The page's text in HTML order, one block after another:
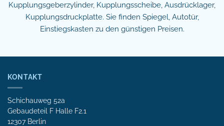
Kupplungsgeberzylinder, Kupplungsscheibe, Ausdrücklager,
Kupplungsdruckplatte. Sie finden Spiegel, Autotür,
Einstiegskasten zu den günstigen Preisen.
KONTAKT
Schichauweg 52a
Gebaudeteil F Halle F2.1
12307 Berlin